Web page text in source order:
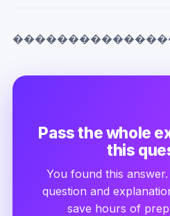
Pass the whole
this
You found this
question and
save hours of